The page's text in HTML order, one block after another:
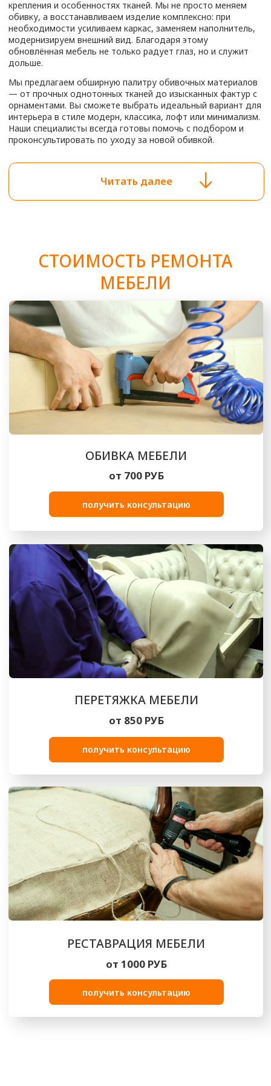
кресел, стульев и пуфов, которые ежедневно используются
и быстрее изнашиваются.
Наша компания обслуживает не только частных клиентов,
но и бизнес: кафе, салоны красоты, офисы, гостиницы. Мы
предлагаем решения, сочетающие комфорт, эстетику и
долговечность. Новая обивка способна выдерживать
интенсивную эксплуатацию, устойчива к загрязнениям,
выгоранию и механическим повреждениям. Это особенно
важно для коммерческих пространств, где мебель — часть
имиджа.
Преимущества обращения в «Обивка МСК»:
Подбор обивки по стилю интерьера и задачам
помещения
Замена старых наполнителей и восстановление формы
Укрепление каркаса и ремонт конструкции
Консультации и выезд мастера с образцами тканей
Мы стремимся обеспечить комплексный результат:
красивая, надёжная и удобная мебель, полностью
соответствующая вашим ожиданиям. Если вы находитесь в
районе метро Волоколамская и хотите обновить мягкую
мебель — обращайтесь. Мы подскажем оптимальные
получить консультацию
ОБИВКА МЕБЕЛИ
от 700 РУБ
ПЕРЕТЯЖКА МЕБЕЛИ
получить консультацию
от 850 РУБ
получить консультацию
от 1000 РУБ
Посмотрите на реализованные нами
проекты по обивке и перетяжке мебели
ВЫПОЛНЕННЫЕ РАБОТЫ
КАЧЕСТВЕННО И БЫСТРО
Опытные мастера выполнят перетяжку мебели
в короткие сроки, сохраняя при этом высокий
уровень качества
ПРЕИМУЩЕСТВА РАБОТЫ
С НАМИ
Цены в нашей компании всегда остаются